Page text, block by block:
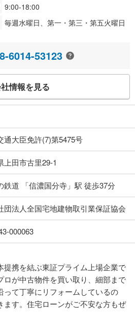
9:00-18:00
毎週水曜日、第一・第三・第五火曜日
6014-53123
情報を見る
通大臣免許(7)第5475号
上田市古里29-1
鉄道 「信濃国分寺」駅 徒歩37分
団法人全国宅地建物取引業保証協会
000063
提携を結ぶ東証プライム上場企業で
ロが中古物件を買い取り、細部まで
って丁寧にリフォームしているの
ます。住宅ローンがご不安な方もぜ